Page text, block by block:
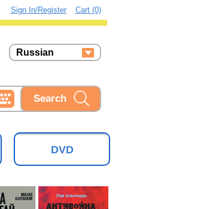
Cart (0)
Sign In/Register
Russian
Ukrainian
DVD